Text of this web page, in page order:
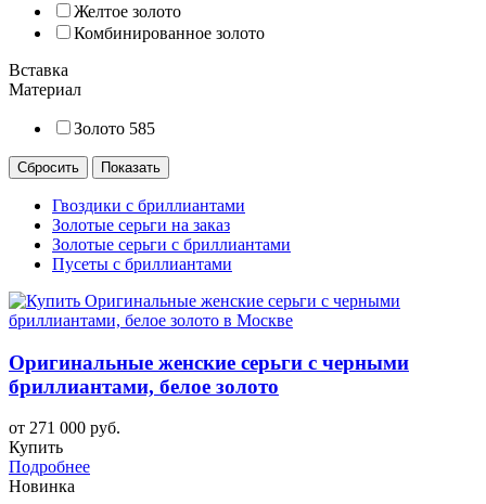
Желтое золото
Комбинированное золото
Вставка
Материал
Золото 585
Гвоздики с бриллиантами
Золотые серьги на заказ
Золотые серьги с бриллиантами
Пусеты с бриллиантами
Оригинальные женские серьги с черными
бриллиантами, белое золото
от 271 000 руб.
Купить
Подробнее
Новинка